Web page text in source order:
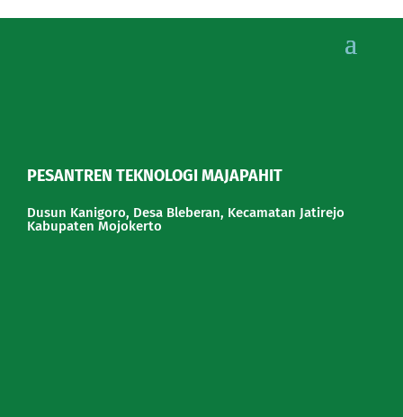
PESANTREN TEKNOLOGI MAJAPAHIT
Dusun Kanigoro, Desa Bleberan, Kecamatan Jatirejo
Kabupaten Mojokerto